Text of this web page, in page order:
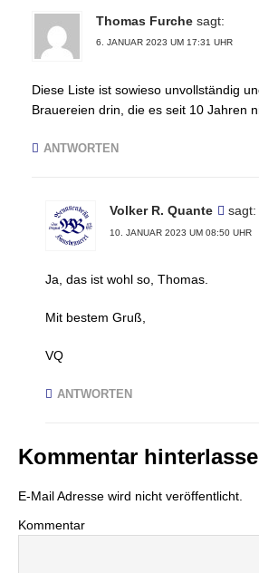
Thomas Furche sagt:
6. JANUAR 2023 UM 17:31 UHR
Diese Liste ist sowieso unvollständig
Brauereien drin, die es seit 10 Jahren
ANTWORTEN
Volker R. Quante sagt:
10. JANUAR 2023 UM 08:50 UHR
Ja, das ist wohl so, Thomas.
Mit bestem Gruß,
VQ
ANTWORTEN
Kommentar
E-Mail Adresse wird nicht veröffentlicht.
Kommentar